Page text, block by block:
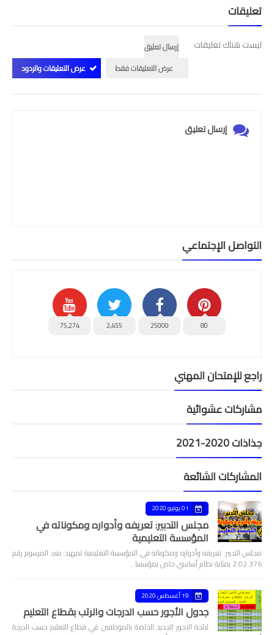
تعليقات
ليست هناك تعليقات
إرسال تعليق
عرض التعليقات فقط
عرض التعليقات والردود
إرسال تعليق
التواصل الإجتماعي
80
25000
2,455
75,274
راجع للإمتحان المهني
مشاركات عشوائية
جذاذات 2020-2021
المشاركات الشائعة
01 يوليو 2020
مجلس التدبير: تعريفه وأدواره ومكوناته في
المؤسسة التعليمية
مجلس التدبير: تعريفه وأدواره ومكوناته في المؤسسة التعليمية تمهيد: يعد المرسوم رقم
2.02.376 بمثابة نظام أساسي خاص بمؤسسا…
19 أغسطس 2020
جدول الأجور حسب الدرجات والرتب بقطاع التعليم
لائحة الاجور الجديد الخاصة بالموظفين في قطاع التعليم حسب الدرجة